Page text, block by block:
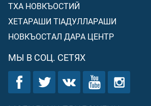
ТХА НОВКЪОСТИЙ
ХЕТАРАШИ ТIАДУЛЛАРАШИ
НОВКЪОСТАЛ ДАРА ЦЕНТР
МЫ В СОЦ. СЕТЯХ